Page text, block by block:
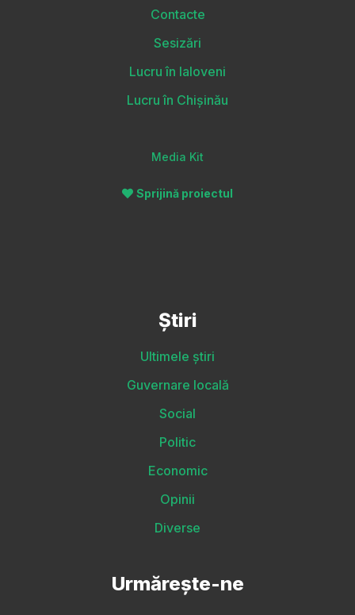
Contacte
Sesizări
Lucru în Ialoveni
Lucru în Chișinău
Media Kit
Sprijină proiectul
Știri
Ultimele știri
Guvernare locală
Social
Politic
Economic
Opinii
Diverse
Urmărește-ne